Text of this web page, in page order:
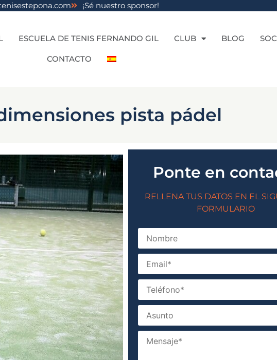
¡Sé nuestro sponsor!
ESCUELA DE TENIS FERNANDO GIL CLUB BLOG
CONTACTO
pista pádel
Ponte en
RELLENA TUS DATOS EN EL
FORMULARIO